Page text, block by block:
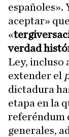
españoles».
aceptar»
«
verdad
Ley, incluso
extender el
dictadura
etapa en la
referéndum
generales,